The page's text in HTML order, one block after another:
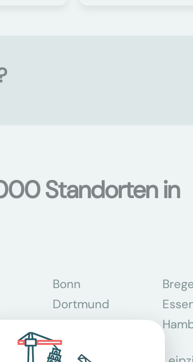
Standorten in
Bonn
Dortmund
Graz